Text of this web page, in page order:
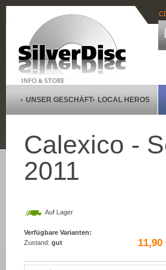
UNSER GESCHÄFT LOCAL HEROS
Calexico -
2011
Auf Lager
Verfügbare Varianten:
Zustand: gut 11,90